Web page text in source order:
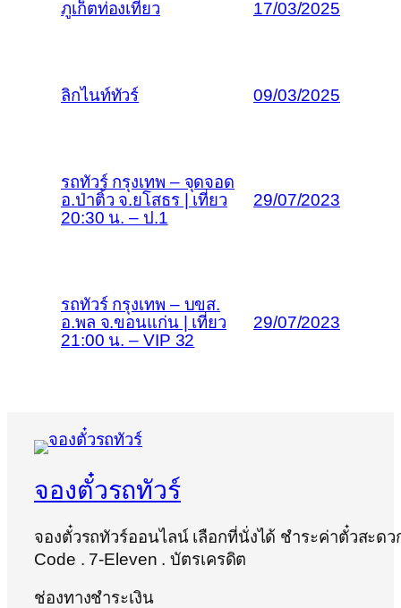
ภูเก็ตท่องเที่ยว 17/03/2025
ลิกไนท์ทัวร์ 09/03/2025
รถทัวร์ กรุงเทพ – จุดจอด
อ.ป่าติ้ว จ.ยโสธร | เที่ยว
20:30 น. – ป.1
29/07/2023
รถทัวร์ กรุงเทพ – บขส.
อ.พล จ.ขอนแก่น | เที่ยว
21:00 น. – VIP 32
29/07/2023
จองตั๋วรถทัวร์
จองตั๋วรถทัวร์ออนไลน์ เลือกที่นั่งได้ ชำระค่าตั๋วสะด
Code . 7-Eleven . บัตรเครดิต
ช่องทางชำระเงิน